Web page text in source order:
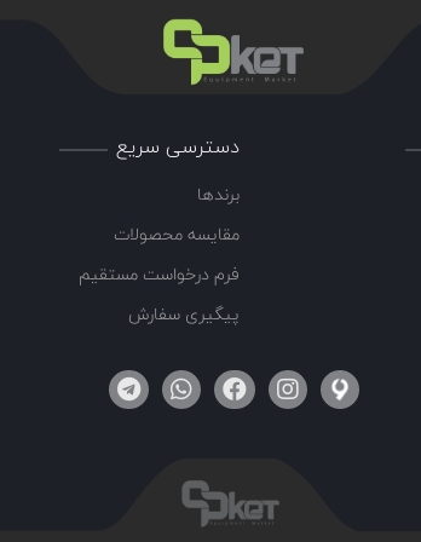
دسترسی سریع
برندها
مقایسه محصولات
فرم درخواست مستقیم
پیگیری سفارش